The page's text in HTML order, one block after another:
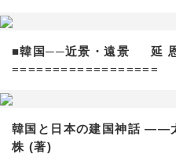
■韓国──近景・遠景 延
==================
韓国と日本の建国神話
株 (著)